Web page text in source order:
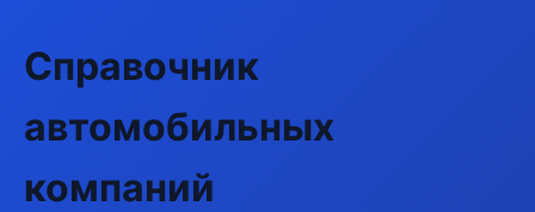
Справочник
автомобильных
компаний